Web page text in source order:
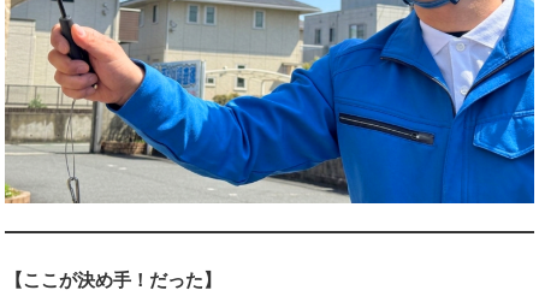
【ここが決め手！だった】